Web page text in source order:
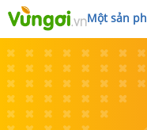
Một sản